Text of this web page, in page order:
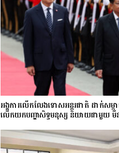
អង្គការលើកលែងទោសអន្តរជាតិ ដាក់សម្ព
លើកយកបញ្ហាសិទ្ធមនុស្ស និយាយជាមួយ